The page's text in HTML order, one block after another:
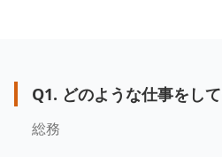
Q1. どのような仕事をし
総務